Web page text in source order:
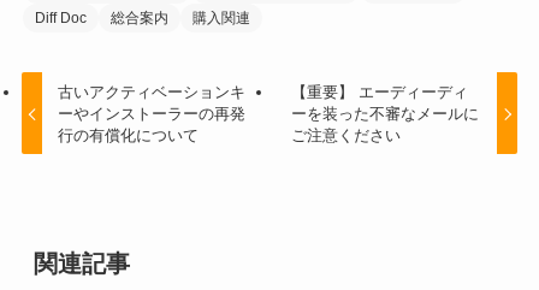
Diff Doc
総合案内 購入関連
古いアクティベーションキ
ーやインストーラーの再発
行の有償化について
【重要】 エーディーディ
ーを装った不審なメールに
ご注意ください
関連記事